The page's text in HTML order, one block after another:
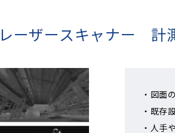
ーザースキャナー 計
図面
既存
人手